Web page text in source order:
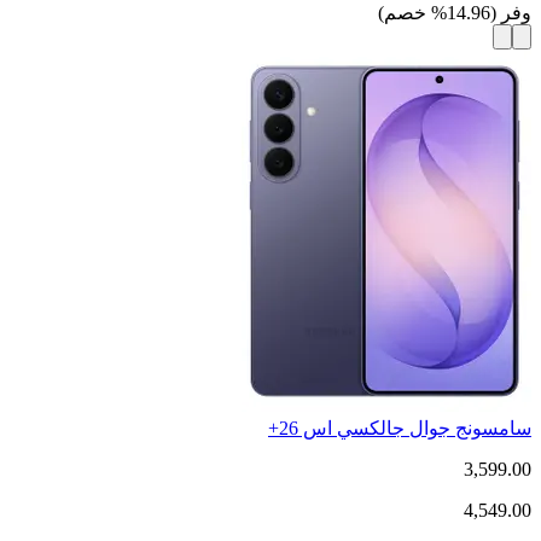
وفر (
14.96
% خصم)
سامسونج جوال جالكسي اس 26+
3,599.00
4,549.00